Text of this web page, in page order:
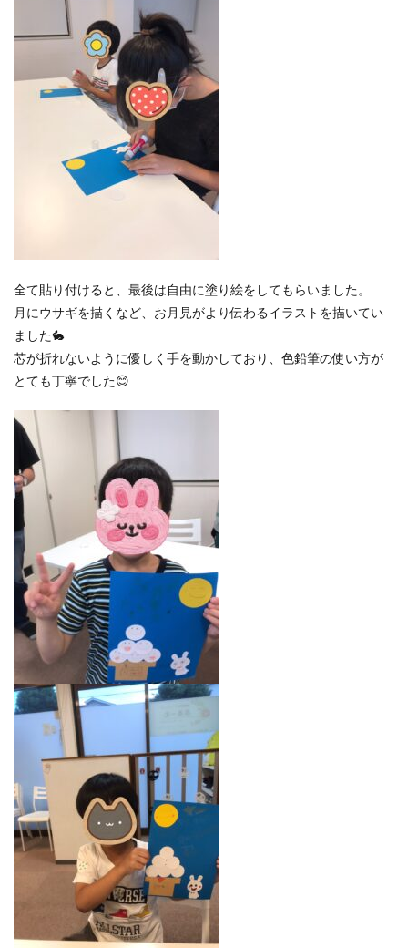
全て貼り付けると、最後は自由に塗り絵をしてもらいました。
月にウサギを描くなど、お月見がより伝わるイラストを描いてい
ました🐇
芯が折れないように優しく手を動かしており、色鉛筆の使い方が
とても丁寧でした😊